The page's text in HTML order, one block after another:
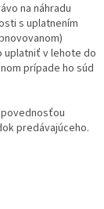
na náhradu
s uplatnením
uplatniť v lehote do
prípade ho súd
predávajúceho.